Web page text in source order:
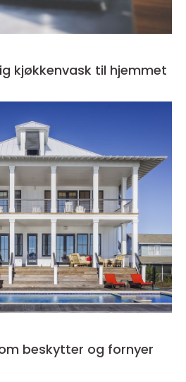
kjøkkenvask til hjemmet
beskytter og fornyer